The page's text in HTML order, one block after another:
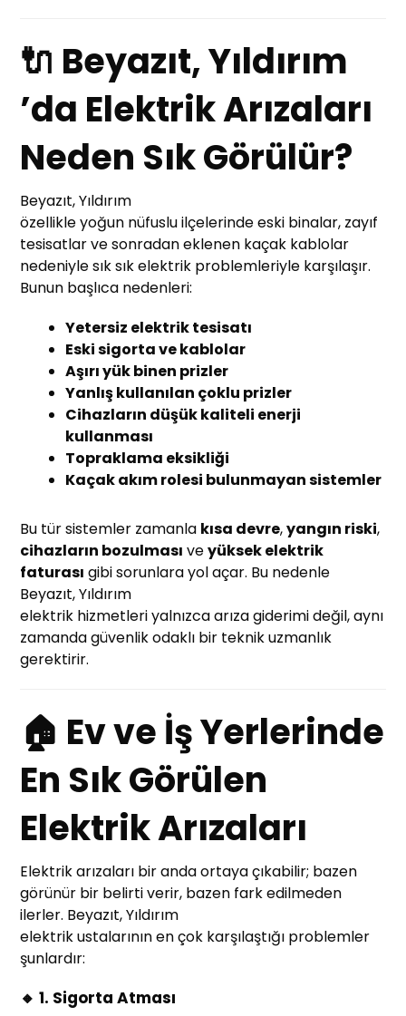
🔌 Beyazıt, Yıldırım
’da Elektrik Arızaları
Neden Sık Görülür?
Beyazıt, Yıldırım
özellikle yoğun nüfuslu ilçelerinde eski binalar, zayıf
tesisatlar ve sonradan eklenen kaçak kablolar
nedeniyle sık sık elektrik problemleriyle karşılaşır.
Bunun başlıca nedenleri:
Yetersiz elektrik tesisatı
Eski sigorta ve kablolar
Aşırı yük binen prizler
Yanlış kullanılan çoklu prizler
Cihazların düşük kaliteli enerji
kullanması
Topraklama eksikliği
Kaçak akım rolesi bulunmayan sistemler
Bu tür sistemler zamanla kısa devre,yangın riski,
cihazların bozulması veyüksek elektrik
faturası gibi sorunlara yol açar. Bu nedenle
Beyazıt, Yıldırım
elektrik hizmetleri yalnızca arıza giderimi değil, aynı
zamanda güvenlik odaklı bir teknik uzmanlık
gerektirir.
🏠 Ev ve İş Yerlerinde
En Sık Görülen
Elektrik Arızaları
Elektrik arızaları bir anda ortaya çıkabilir; bazen
görünür bir belirti verir, bazen fark edilmeden
ilerler. Beyazıt, Yıldırım
elektrik ustalarının en çok karşılaştığı problemler
şunlardır:
🔸 1. Sigorta Atması